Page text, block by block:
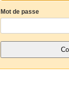
Mot de passe